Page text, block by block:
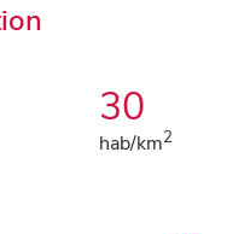
30
hab/km2